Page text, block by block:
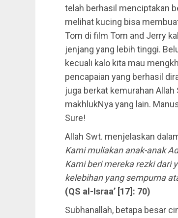
telah berhasil menciptakan
melihat kucing bisa
Tom di film Tom and Jerry
jenjang yang lebih tinggi.
kecuali kalo kita mau
pencapaian yang berhasil
juga berkat kemurahan
makhlukNya yang lain.
Sure!
Allah Swt. menjelaskan
Kami muliakan anak-anak
Kami beri mereka rezki dari
kelebihan yang sempurna
(QS al-Israa’ [17]: 70)
Subhanallah, betapa besar